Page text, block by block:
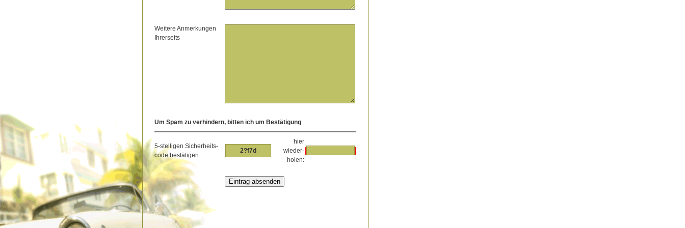
Weitere Anmerkungen
Ihrerseits
Um Spam zu verhindern, bitten ich um Bestätigung
5-stelligen Sicherheits-
code bestätigen
2?f7d
hier
wieder-
holen: